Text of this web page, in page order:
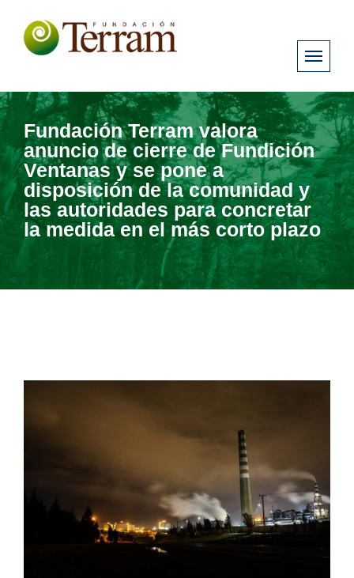
Fundación Terram valora
anuncio de cierre de Fundición
Ventanas y se pone a
disposición de la comunidad y
las autoridades para concretar
la medida en el más corto plazo